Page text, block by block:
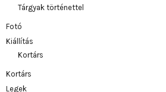
Tárgyak történettel
Fotó
Kiállítás
Kortárs
Kortárs
Legek